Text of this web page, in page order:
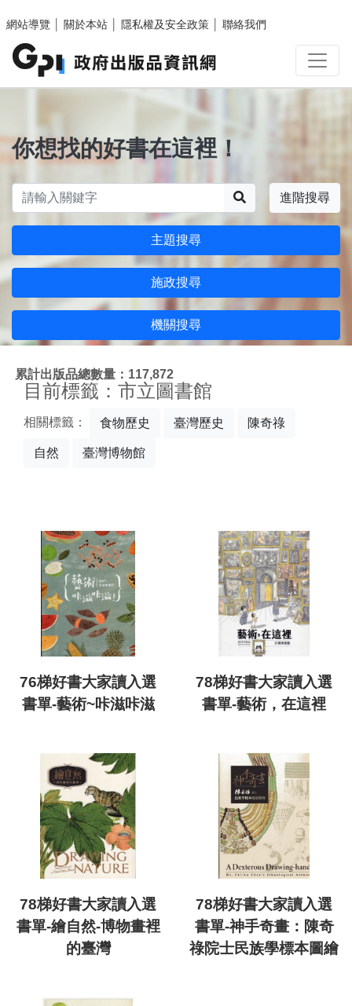
網站導覽
關於本站 隱私權及安全政策 聯絡我們
你想找的好書在這裡！
進階搜尋
主題搜尋
施政搜尋
機關搜尋
累計出版品總數量：117,872
目前標籤：市立圖書館
相關標籤： 食物歷史 臺灣歷史 陳奇祿
自然 臺灣博物館
76梯好書大家讀入選
書單-藝術~咔滋咔滋
78梯好書大家讀入選
書單-藝術，在這裡
78梯好書大家讀入選
書單-繪自然-博物畫裡
的臺灣
78梯好書大家讀入選
書單-神手奇畫：陳奇
祿院士民族學標本圖繪